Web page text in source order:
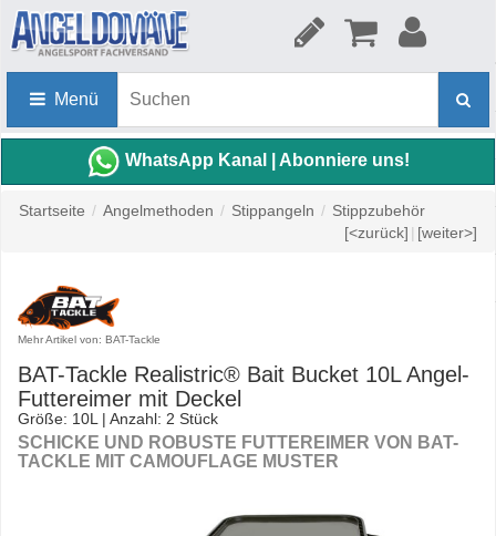
Menü
WhatsApp Kanal | Abonniere uns!
Startseite / Angelmethoden / Stippangeln / Stippzubehör
[<zurück] | [weiter>]
Mehr Artikel von: BAT-Tackle
BAT-Tackle Realistric® Bait Bucket 10L Angel-
Futtereimer mit Deckel
Größe: 10L | Anzahl: 2 Stück
SCHICKE UND ROBUSTE FUTTEREIMER VON BAT-
TACKLE MIT CAMOUFLAGE MUSTER